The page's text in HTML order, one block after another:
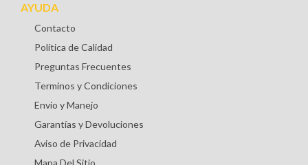
AYUDA
Contacto
Política de Calidad
Preguntas Frecuentes
Terminos y Condiciones
Envio y Manejo
Garantías y Devoluciones
Aviso de Privacidad